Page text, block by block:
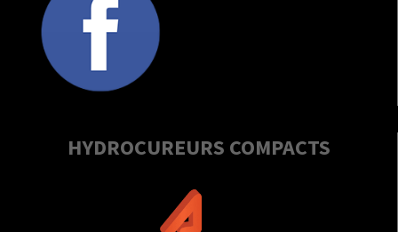
HYDROCUREURS COMPACTS